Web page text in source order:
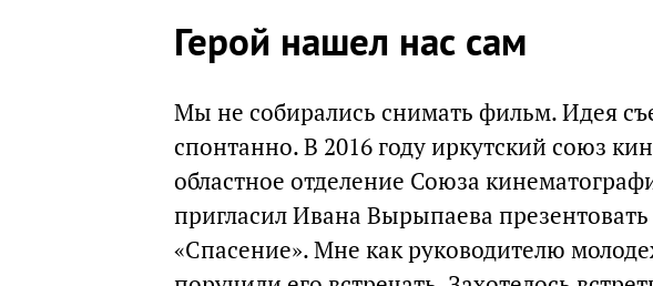
Герой нашел нас сам
Мы не собирались снимать фильм. Идея
спонтанно. В 2016 году иркутский союз
областное отделение Союза
пригласил Ивана Вырыпаева
«Спасение». Мне как руководителю